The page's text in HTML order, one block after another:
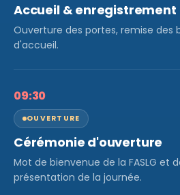
Accueil & enregistrement
Ouverture des portes, remise des
d'accueil.
09:30
OUVERTURE
Cérémonie d'ouverture
Mot de bienvenue de la FASLG et
présentation de la journée.